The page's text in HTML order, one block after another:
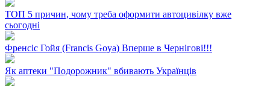
ТОП 5 причин, чому треба оформити автоцивілку вже
сьогодні
Френсіс Гойя (Francis Goya) Вперше в Чернігові!!!
Як аптеки "Подорожник" вбивають Українців